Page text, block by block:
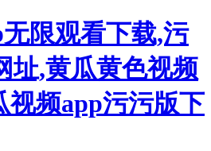
限观看下载,污
址,黄瓜黄色视频
视频app污污版下